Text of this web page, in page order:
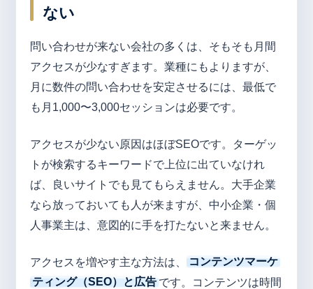
ない
問い合わせが来ない会社の多くは、そもそも月間
アクセスが少なすぎます。業種にもよりますが、
月に数件の問い合わせを安定させるには、最低で
も月1,000〜3,000セッションは必要です。
アクセスが少ない原因はほぼSEOです。ターゲッ
トが検索するキーワードで上位に出ていなけれ
ば、良いサイトでも見てもらえません。大手企業
なら放っておいても人が来ますが、中小企業・個
人事業主は、意図的に手を打たないと来ません。
アクセスを増やす主な方法は、
コンテンツマーケ
ティング（SEO）と広告 です。コンテンツは時間